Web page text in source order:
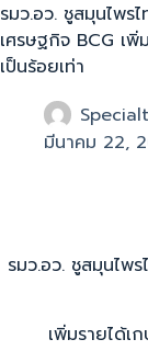
รมว.อว. ชูสมุนไพร
เศรษฐกิจ BCG เพิ่
เป็นร้อยเท่า
มีนาคม 22,
รมว.อว. ชูสมุนไพ
เพิ่มรายได้เ